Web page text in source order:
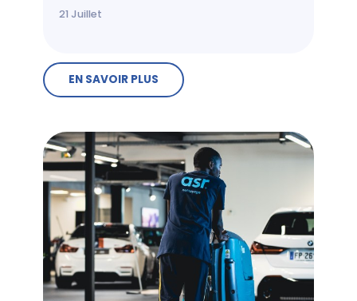
21 Juillet
EN SAVOIR PLUS